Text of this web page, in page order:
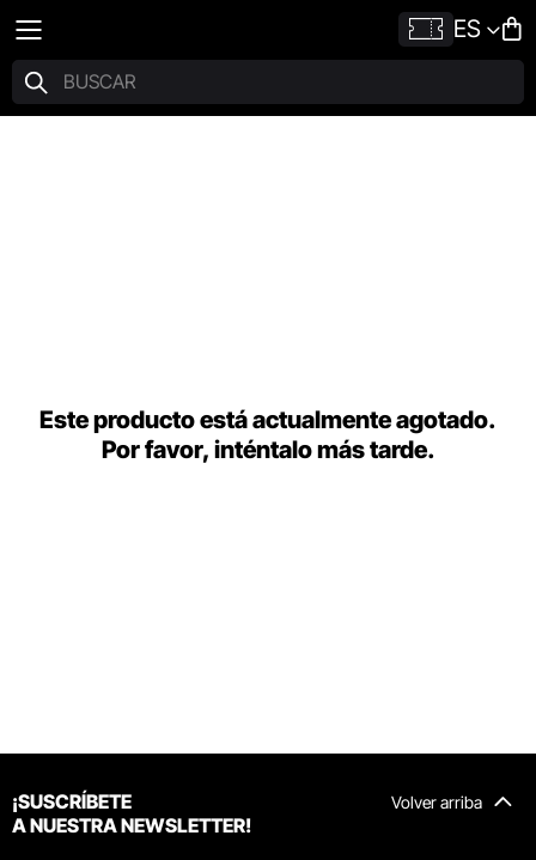
ES
Este producto está actualmente agotado.
Por favor, inténtalo más tarde.
Volver arriba
¡SUSCRÍBETE
A NUESTRA NEWSLETTER!